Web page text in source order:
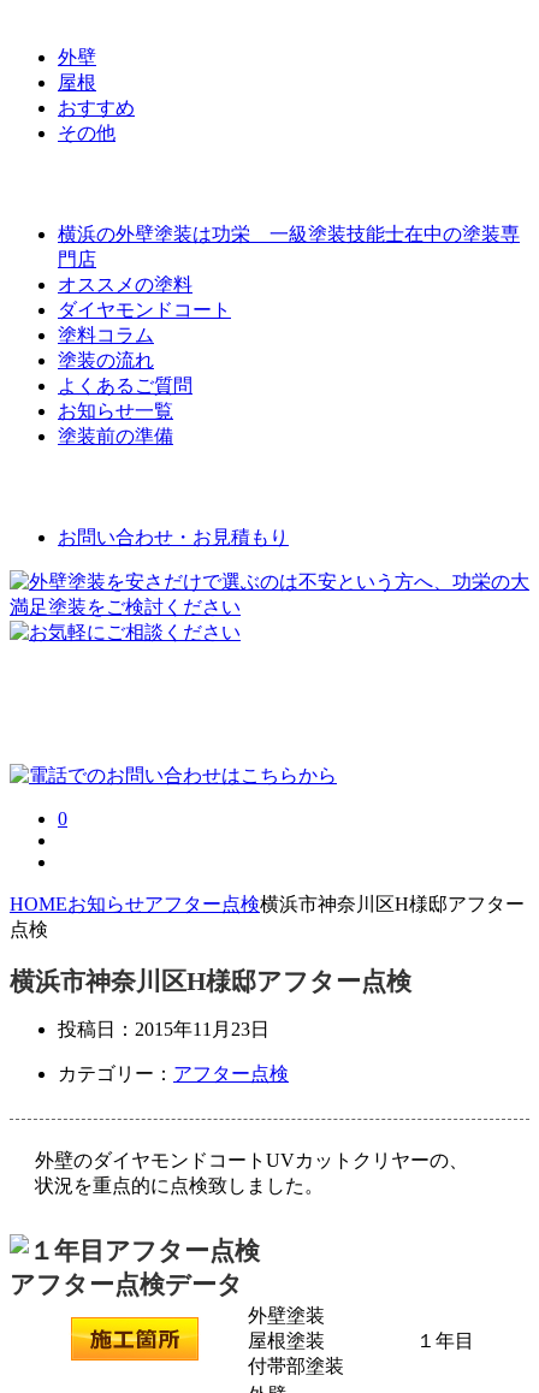
外壁
屋根
おすすめ
その他
横浜の外壁塗装は功栄 一級塗装技能士在中の塗装専
門店
オススメの塗料
ダイヤモンドコート
塗料コラム
塗装の流れ
よくあるご質問
お知らせ一覧
塗装前の準備
お問い合わせ・お見積もり
0
HOMEお知らせアフター点検横浜市神奈川区H様邸アフター
点検
横浜市神奈川区H様邸アフター点検
投稿日： 2015年11月23日
カテゴリー： アフター点検
外壁のダイヤモンドコートUVカットクリヤーの、
状況を重点的に点検致しました。
アフター点検データ
外壁塗装
屋根塗装
付帯部塗装
１年目